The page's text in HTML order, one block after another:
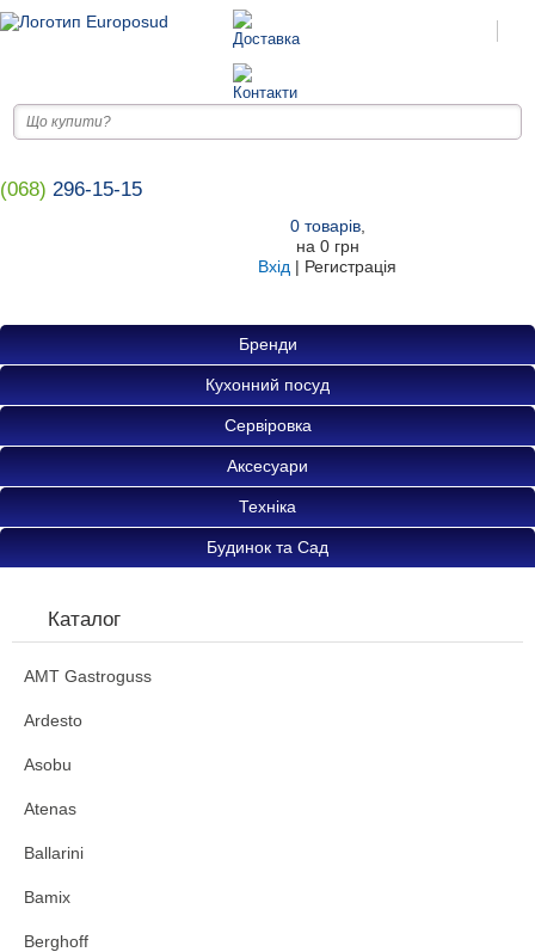
(068) 296-15-15
0товарів,
на 0 грн
Вхід | Регистрація
Бренди
Кухонний посуд
Сервіровка
Аксесуари
Техніка
Будинок та Сад
Каталог
AMT Gastroguss
Ardesto
Asobu
Atenas
Ballarini
Bamix
Berghoff